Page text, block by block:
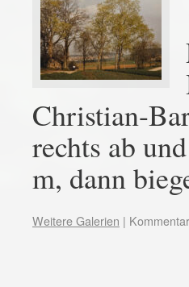
Christian-
rechts ab
m, dann
Weitere Galerien |